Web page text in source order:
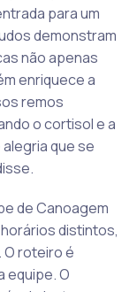
para um
demonstram
não apenas
enriquece a
remos
o cortisol e a
que se
de Canoagem
distintos,
O roteiro é
equipe. O